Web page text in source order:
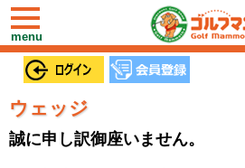
toggle
navigation
menu
ウェッジ
誠に申し訳御座いません。